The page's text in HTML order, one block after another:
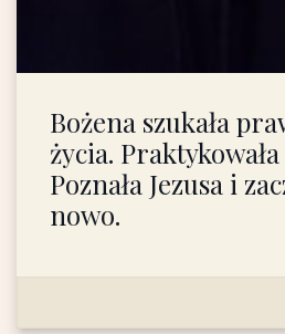
Bożena szukała
życia.
Poznała Jezusa i
nowo.